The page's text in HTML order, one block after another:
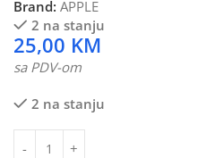
Brand: APPLE
2 na stanju
25,00 KM
sa PDV-om
2 na stanju